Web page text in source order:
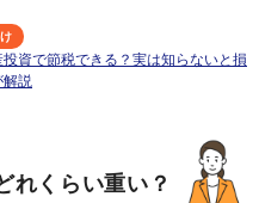
資で節税できる？実は知らないと損
解説
れくらい重い？